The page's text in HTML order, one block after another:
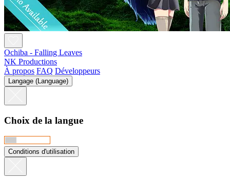
Ochiba - Falling Leaves
NK Productions
À propos FAQ Développeurs
Langage (Language)
Choix de la langue
Conditions d'utilisation